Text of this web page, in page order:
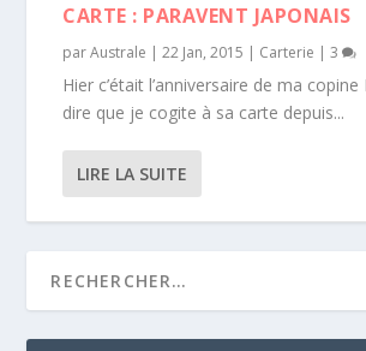
CARTE : PARAVENT JAPONAIS
parAustrale |22 Jan, 2015 | Carterie |3
Hier c’était l’anniversaire de ma copine
dire que je cogite à sa carte depuis...
LIRE LA SUITE